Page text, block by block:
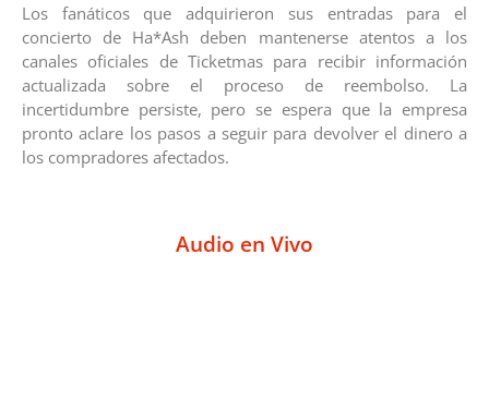
Los fanáticos que adquirieron sus entradas para el
concierto de Ha*Ash deben mantenerse atentos a los
canales oficiales de Ticketmas para recibir información
actualizada sobre el proceso de reembolso. La
incertidumbre persiste, pero se espera que la empresa
pronto aclare los pasos a seguir para devolver el dinero a
los compradores afectados.
Audio en Vivo